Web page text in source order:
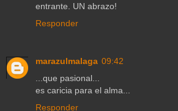
entrante. UN abrazo!
Responder
marazulmalaga 09:42
...que pasional...
es caricia para el alma...
Responder